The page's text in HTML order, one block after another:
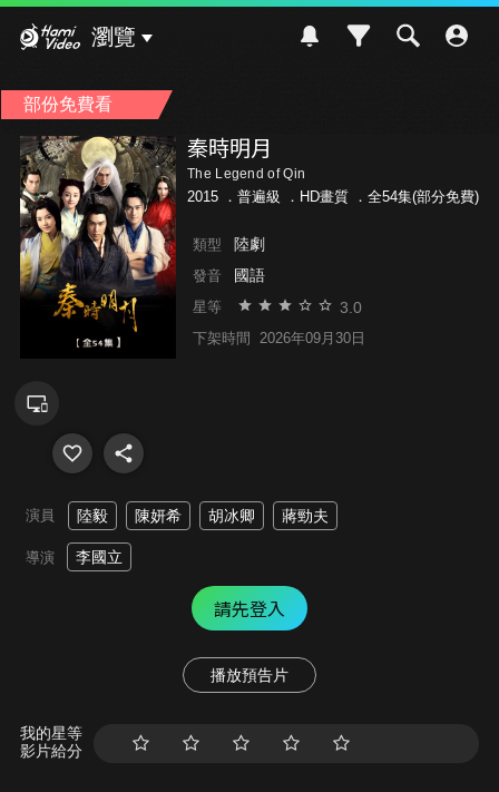
瀏覽
部份免費看
秦時明月
The Legend of Qin
2015 ． 普遍級 ．HD畫質 ．全54集(部分免費)
類型 陸劇
發音 國語
星等 3.0
下架時間 2026年09月30日
演員 陸毅 陳妍希 胡冰卿 蔣勁夫
導演 李國立
請先登入
播放預告片
我的星等
影片給分